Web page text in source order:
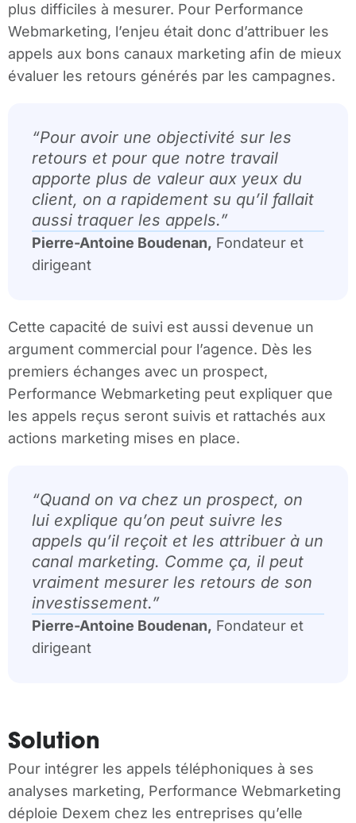
plus difficiles à mesurer. Pour Performance
Webmarketing, l’enjeu était donc d’attribuer les
appels aux bons canaux marketing afin de mieux
évaluer les retours générés par les campagnes.
“Pour avoir une objectivité sur les
retours et pour que notre travail
apporte plus de valeur aux yeux du
client, on a rapidement su qu’il fallait
aussi traquer les appels.”
Pierre-Antoine Boudenan, Fondateur et
dirigeant
Cette capacité de suivi est aussi devenue un
argument commercial pour l’agence. Dès les
premiers échanges avec un prospect,
Performance Webmarketing peut expliquer que
les appels reçus seront suivis et rattachés aux
actions marketing mises en place.
“Quand on va chez un prospect, on
lui explique qu’on peut suivre les
appels qu’il reçoit et les attribuer à un
canal marketing. Comme ça, il peut
vraiment mesurer les retours de son
investissement.”
Pierre-Antoine Boudenan, Fondateur et
dirigeant
Solution
Pour intégrer les appels téléphoniques à ses
analyses marketing, Performance Webmarketing
déploie Dexem chez les entreprises qu’elle